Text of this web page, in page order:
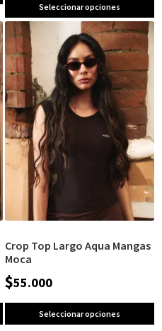
Seleccionar opciones
Crop Top Largo Aqua Mangas
Moca
$55.000
Seleccionar opciones